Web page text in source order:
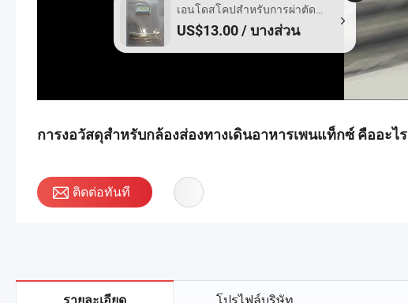
เอนโดสโคปสำหรับการผ่าตัด
หัวใจแบบไร้ท่อช่วยเพิ่มความ
สามารถในการทำงานด้านภาษี
ตาข่ายงองานพับเอนโดสโคป
US$13.00 / บางส่วน
การงอวัสดุสำหรับกล้องส่องทางเดินอาหารเพนแท็กซ์ คืออะไร
ติดต่อทันที